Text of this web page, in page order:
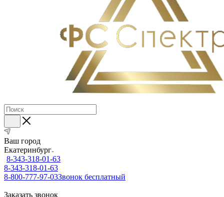
Ваш город
Екатеринбург
8-343-318-01-63
8-343-318-01-63
8-800-777-97-03Звонок бесплатный
Заказать звонок